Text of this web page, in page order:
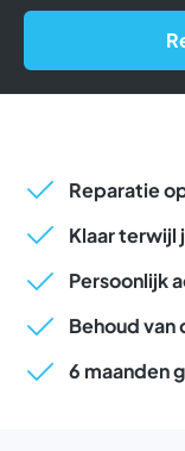
Reparatie
Klaar terwijl
Persoonlijk
Behoud van
6 maanden